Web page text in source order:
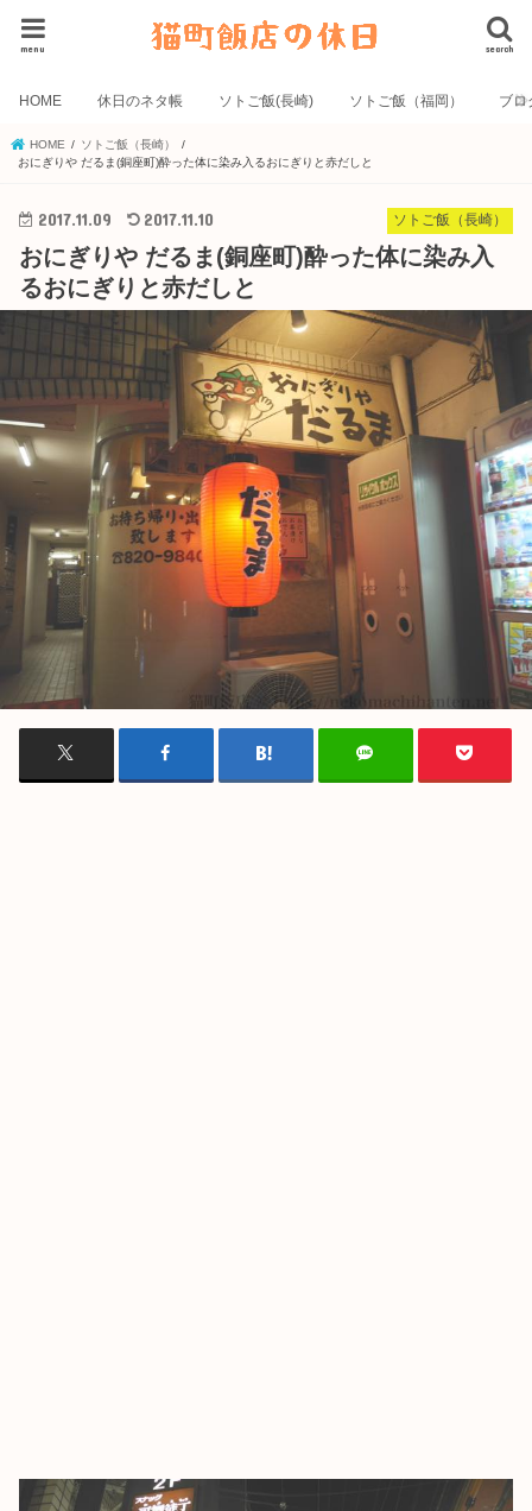
search
menu
HOME 休日のネタ帳 ソトご飯(長崎) ソトご飯（福岡） ブロ
HOME
ソトご飯（長崎）
おにぎりや だるま(銅座町)酔った体に染み入るおにぎりと赤だしと
ソトご飯（長崎）
2017.11.09 2017.11.10
おにぎりや だるま(銅座町)酔った体に染み入
るおにぎりと赤だしと